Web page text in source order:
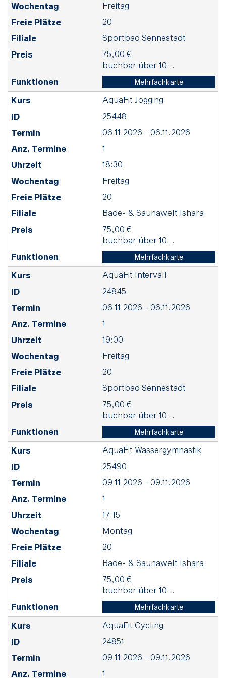
Freitag
20
Sportbad Sennestadt
75,00 €
buchbar über 10...
Mehrfachkarte
AquaFit Jogging
25448
06.11.2026 - 06.11.2026
1
18:30
Freitag
20
Bade- & Saunawelt Ishara
75,00 €
buchbar über 10...
Mehrfachkarte
AquaFit Intervall
24845
06.11.2026 - 06.11.2026
1
19:00
Freitag
20
Sportbad Sennestadt
75,00 €
buchbar über 10...
Mehrfachkarte
AquaFit Wassergymnastik
25490
09.11.2026 - 09.11.2026
1
17:15
Montag
20
Bade- & Saunawelt Ishara
75,00 €
buchbar über 10...
Mehrfachkarte
AquaFit Cycling
24851
09.11.2026 - 09.11.2026
1